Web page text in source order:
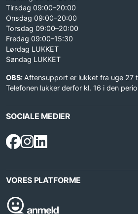
Tirsdag 09:00–20:00
Onsdag 09:00–20:00
Torsdag 09:00–20:00
Fredag 09:00–15:30
Lørdag LUKKET
Søndag LUKKET
OBS: Aftensupport er lukket fra uge 27
Telefonen lukker derfor kl. 16 i den
SOCIALE MEDIER
VORES PLATFORME